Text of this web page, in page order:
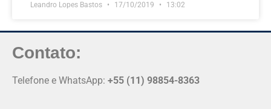
Leandro Lopes Bastos 17/10/2019 13:02
Contato:
Telefone e WhatsApp: +55 (11) 98854-8363